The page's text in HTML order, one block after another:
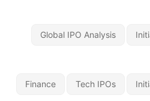
Global IPO Analysis
Tech IPOs
Finance